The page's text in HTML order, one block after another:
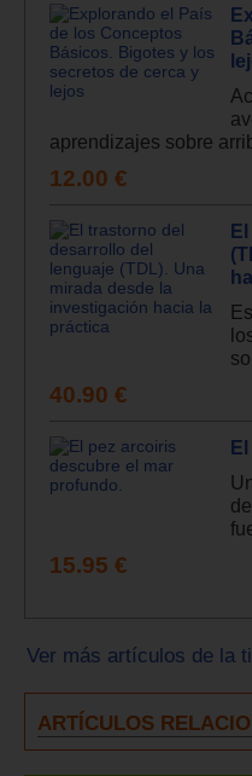
aprendizajes sobre
12.00 €
40.90 €
15.95 €
Ver más artículos de la
ARTÍCULOS